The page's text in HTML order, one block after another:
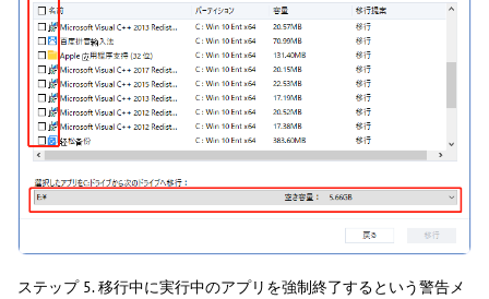
ステップ 5. 移行中に実行中のアプリを強制終了するという警告メ